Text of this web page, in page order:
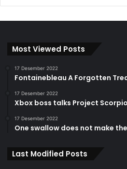
Most Viewed Posts
17 Desember 2022
Fontainebleau A Forgotten
17 Desember 2022
Xbox boss talks Project
17 Desember 2022
One swallow does not make
Last Modified Posts